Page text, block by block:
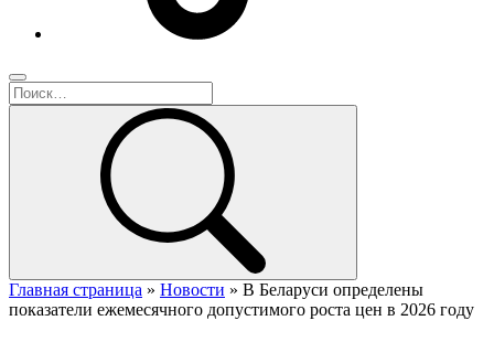
Главная страница » Новости » В Беларуси определены
показатели ежемесячного допустимого роста цен в 2026 году